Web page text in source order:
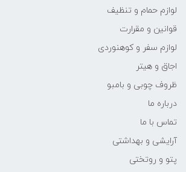
لوازم حمام و تنظیف
قوانین و مقرارت
لوازم سفر و کوهنوردی
اجاق و هیتر
ظروف چوبی و بامبو
درباره ما
تماس با ما
آرایشی و بهداشتی
پتو و روتختی